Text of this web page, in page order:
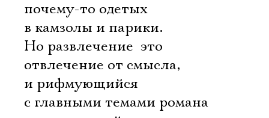
почему-то одетых
в камзолы и парики.
Но развлечение  это
отвлечение от смысла,
и рифмующийся
с главными темами романа